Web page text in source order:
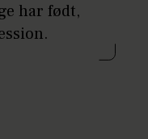
har født,